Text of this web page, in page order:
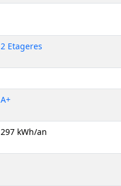
2 Etageres
A+
297 kWh/an